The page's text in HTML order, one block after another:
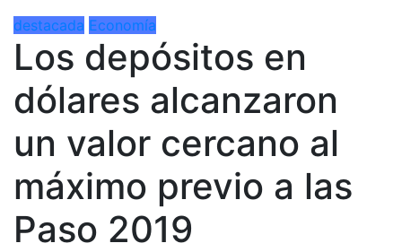
destacada Economía
Los depósitos en
dólares alcanzaron
un valor cercano al
máximo previo a las
Paso 2019